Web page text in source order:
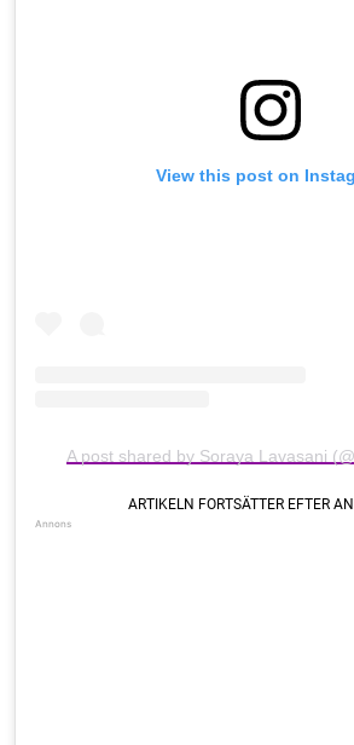
View this post on
A post shared by Soraya Lavasani